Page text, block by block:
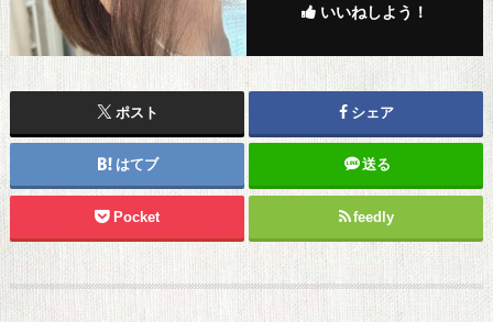
いいねしよう！
ポスト シェア
はてブ 送る
Pocket feedly